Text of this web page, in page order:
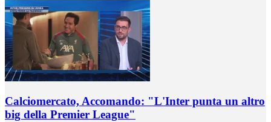
Calciomercato, Accomando: "L'Inter punta un altro
big della Premier League"